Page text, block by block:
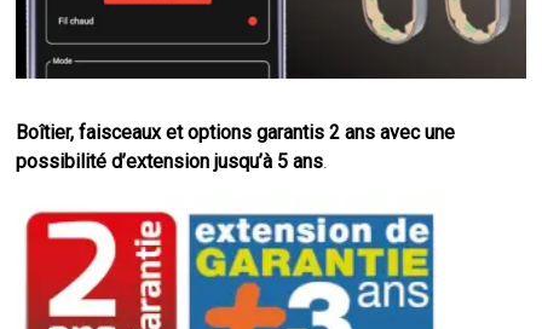
Boîtier, faisceaux et options garantis 2 ans avec une
possibilité d’extension jusqu’à 5 ans.